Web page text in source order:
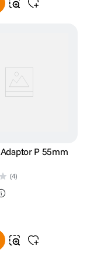
P 55mm
(4)